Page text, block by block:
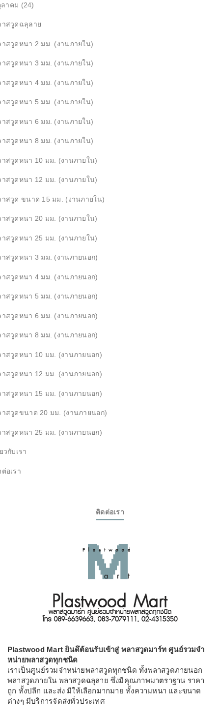
าคม (24)
าสวูดฉลุลาย
สวูดหนา 2 มม. (งานภายใน)
สวูดหนา 3 มม. (งานภายใน)
สวูดหนา 4 มม. (งานภายใน)
สวูดหนา 5 มม. (งานภายใน)
สวูดหนา 6 มม. (งานภายใน)
สวูดหนา 8 มม. (งานภายใน)
สวูดหนา 10 มม. (งานภายใน)
สวูดหนา 12 มม. (งานภายใน)
าสวูด ขนาด 15 มม. (งานภายใน)
สวูดหนา 20 มม. (งานภายใน)
สวูดหนา 25 มม. (งานภายใน)
สวูดหนา 3 มม. (งานภายนอก)
สวูดหนา 4 มม. (งานภายนอก)
สวูดหนา 5 มม. (งานภายนอก)
สวูดหนา 6 มม. (งานภายนอก)
สวูดหนา 8 มม. (งานภายนอก)
สวูดหนา 10 มม. (งานภายนอก)
สวูดหนา 12 มม. (งานภายนอก)
สวูดหนา 15 มม. (งานภายนอก)
าสวูดขนาด 20 มม. (งานภายนอก)
สวูดหนา 25 มม. (งานภายนอก)
วกับเรา
อเรา
ติดต่อเรา
Plastwood Mart ยินดึต้อนรับเข้าสู่ พลาสวูดมาร์ท ศูนย์รวมจำ
หน่ายพลาสวูดทุกชนิด
เราเป็นศูนย์รวมจำหน่ายพลาสวูดทุกชนิด ทั้งพลาสวูดภายนอก
พลาสวูดภายใน พลาสวูดฉลุลาย ซึ่งมีคุณภาพมาตราฐาน ราคา
ถูก ทั้งปลีก และส่ง มีให้เลือกมากมาย ทั้งความหนา และขนาด
ต่างๆ มีบริการจัดส่งทั่วประเทศ